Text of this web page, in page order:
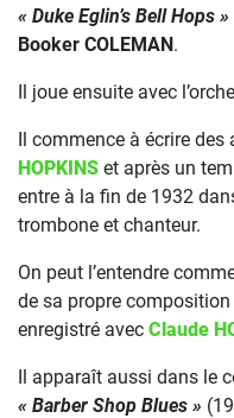
« Duke Eglin’s Bell Hops »
Booker COLEMAN.
Il joue ensuite avec
Il commence à écrire
HOPKINS et après un
entre à la fin de 1932
trombone et chanteur.
On peut l’entendre
de sa propre composition
enregistré avec Claude
Il apparaît aussi dans le
« Barber Shop Blues »